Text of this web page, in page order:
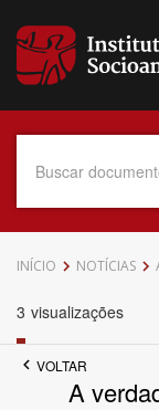
para
conteúdo
Data do Documento
Até
INÍCIO NOTÍCIAS
3 visualizações
VOLTAR
A